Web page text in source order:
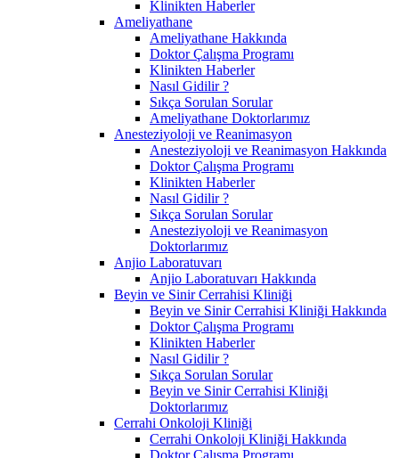
Klinikten Haberler
Ameliyathane
Ameliyathane Hakkında
Doktor Çalışma Programı
Klinikten Haberler
Nasıl Gidilir ?
Sıkça Sorulan Sorular
Ameliyathane Doktorlarımız
Anesteziyoloji ve Reanimasyon
Anesteziyoloji ve Reanimasyon Hakkında
Doktor Çalışma Programı
Klinikten Haberler
Nasıl Gidilir ?
Sıkça Sorulan Sorular
Anesteziyoloji ve Reanimasyon
Doktorlarımız
Anjio Laboratuvarı
Anjio Laboratuvarı Hakkında
Beyin ve Sinir Cerrahisi Kliniği
Beyin ve Sinir Cerrahisi Kliniği Hakkında
Doktor Çalışma Programı
Klinikten Haberler
Nasıl Gidilir ?
Sıkça Sorulan Sorular
Beyin ve Sinir Cerrahisi Kliniği
Doktorlarımız
Cerrahi Onkoloji Kliniği
Cerrahi Onkoloji Kliniği Hakkında
Doktor Çalışma Programı